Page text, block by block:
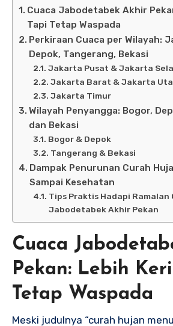
Cuaca Jabodetabek Akhir
Tapi Tetap Waspada
Perkiraan Cuaca per Wilayah:
Depok, Tangerang, Bekasi
Jakarta Pusat & Jakarta
Jakarta Barat & Jakarta
Jakarta Timur
Wilayah Penyangga: Bogor,
dan Bekasi
Bogor & Depok
Tangerang & Bekasi
Dampak Penurunan Curah
Sampai Kesehatan
Tips Praktis Hadapi Ramalan
Jabodetabek Akhir Pekan
Cuaca
Pekan: Lebih
Tetap Waspada
Meski judulnya “curah hujan